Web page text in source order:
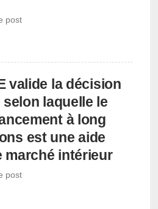
post
valide la décision
laquelle le
à long
est une aide
marché intérieur
post